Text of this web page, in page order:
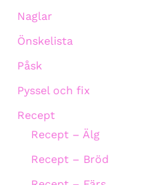
Naglar
Önskelista
Påsk
Pyssel och fix
Recept
Recept – Älg
Recept – Bröd